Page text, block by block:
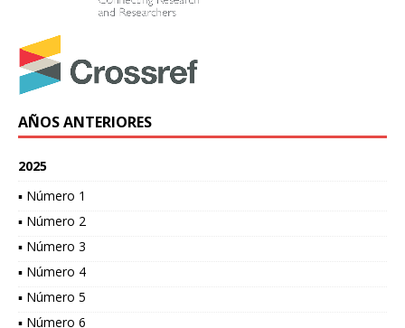
AÑOS ANTERIORES
2025
▪ Número 1
▪ Número 2
▪ Número 3
▪ Número 4
▪ Número 5
▪ Número 6